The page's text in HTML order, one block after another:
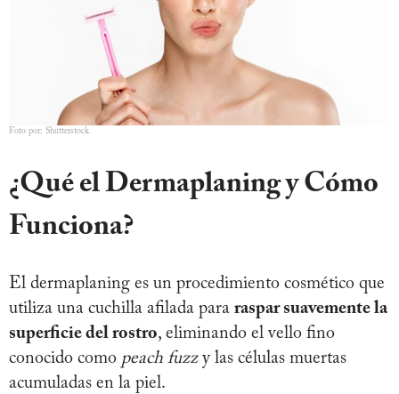
Foto por: Shutterstock
¿Qué el Dermaplaning y Cómo
Funciona?
El dermaplaning es un procedimiento cosmético que
utiliza una cuchilla afilada para raspar suavemente la
superficie del rostro, eliminando el vello fino
conocido como peach fuzzy las células muertas
acumuladas en la piel.